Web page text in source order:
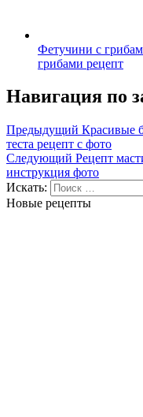
Фетучини с
грибами рецепт
Навигация по
Предыдущий Красивые
теста рецепт с фото
Следующий Рецепт
инструкция фото
Искать:
Новые рецепты